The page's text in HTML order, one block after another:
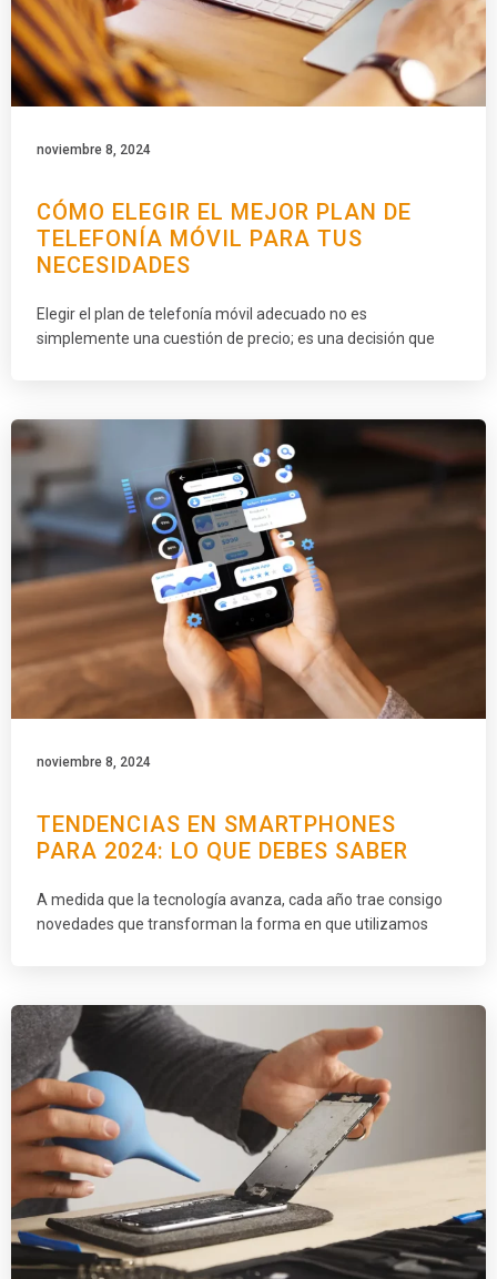
noviembre 8, 2024
CÓMO ELEGIR EL MEJOR PLAN DE
TELEFONÍA MÓVIL PARA TUS
NECESIDADES
Elegir el plan de telefonía móvil adecuado no es
simplemente una cuestión de precio; es una decisión que
noviembre 8, 2024
TENDENCIAS EN SMARTPHONES
PARA 2024: LO QUE DEBES SABER
A medida que la tecnología avanza, cada año trae consigo
novedades que transforman la forma en que utilizamos